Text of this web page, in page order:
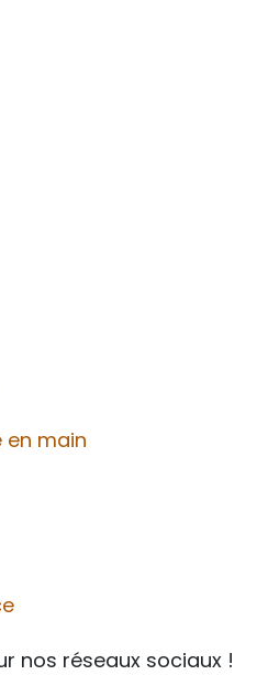
en main
nos réseaux sociaux !